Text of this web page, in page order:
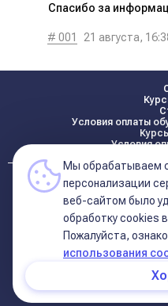
Спасибо за
# 001 21 августа,
Условия оплаты
Условия
Политика
Договор
+7
11-ый
Мы обрабатываем
персонализации
веб-сайтом было
обработку сookies
Пожалуйста,
использования